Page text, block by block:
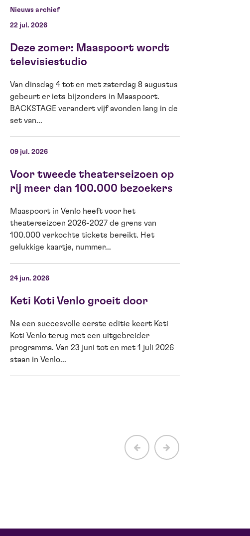
Nieuws archief
22 jul. 2026
Deze zomer: Maaspoort wordt
televisiestudio
Van dinsdag 4 tot en met zaterdag 8 augustus
gebeurt er iets bijzonders in Maaspoort.
BACKSTAGE verandert vijf avonden lang in de
set van...
09 jul. 2026
Voor tweede theaterseizoen op
rij meer dan 100.000 bezoekers
Maaspoort in Venlo heeft voor het
theaterseizoen 2026-2027 de grens van
100.000 verkochte tickets bereikt. Het
gelukkige kaartje, nummer...
24 jun. 2026
Keti Koti Venlo groeit door
Na een succesvolle eerste editie keert Keti
Koti Venlo terug met een uitgebreider
programma. Van 23 juni tot en met 1 juli 2026
staan in Venlo...